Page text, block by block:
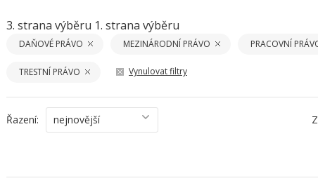
3. strana výběru 1. strana výběru
DAŇOVÉ PRÁVO MEZINÁRODNÍ PRÁVO PRACOVNÍ
TRESTNÍ PRÁVO Vynulovat filtry
Řazení: nejnovější